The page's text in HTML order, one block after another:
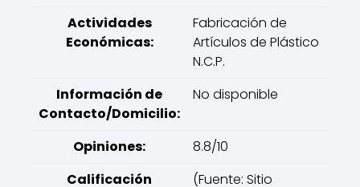
Actividades
Económicas:
Fabricación de
Artículos de Plástico
N.C.P.
Información de
Contacto/Domicilio:
No disponible
Opiniones:
8.8/10
Calificación
(Fuente: Sitio